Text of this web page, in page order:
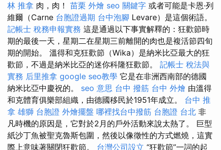
林 推拿 肉，肉！ 苗栗 外燴 seo 關鍵字 或者可能是卡恩·列
維爾（Carne 台胞證過期 台中泡腳 Levare）是這個術語。
記帳士 稅務申報實務 這是通過以下事實解釋的：狂歡節時
期的最後一天，星期二在星期三前離開的肉也是複活節四旬
期的開始。 溫得和克狂歡節（Wika）是納米比亞最大的狂
歡節，不過是納米比亞的迷你科隆狂歡節。 記帳士 稅法與
實務 后里推拿 google seo教學 它是在非洲西南部的德國
納米比亞中慶祝的。 seo 意思 台中 撥筋 台中 外燴 由溫得
和克體育俱樂部組織，由德國移民於1951年成立。 台中 推
拿 雄獅 台胞證 外燴擺盤 哪裡找台中撥筋 台胞證 台北 非
凡時機的原因是，它對於2月的戶外活動來說太熱了。 巨型
紙沙丁魚被聖克魯斯包圍，然後以像徵性的方式燃燒，這實
際上意味著關閉狂歡節。 台灣公司設立 “狂歡節”一詞的起